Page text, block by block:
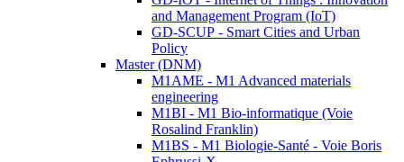
and Management Program (IoT)
GD-SCUP - Smart Cities and Urban
Policy
Master (DNM)
M1AME - M1 Advanced materials
engineering
M1BI - M1 Bio-informatique (Voie
Rosalind Franklin)
M1BS - M1 Biologie-Santé - Voie Boris